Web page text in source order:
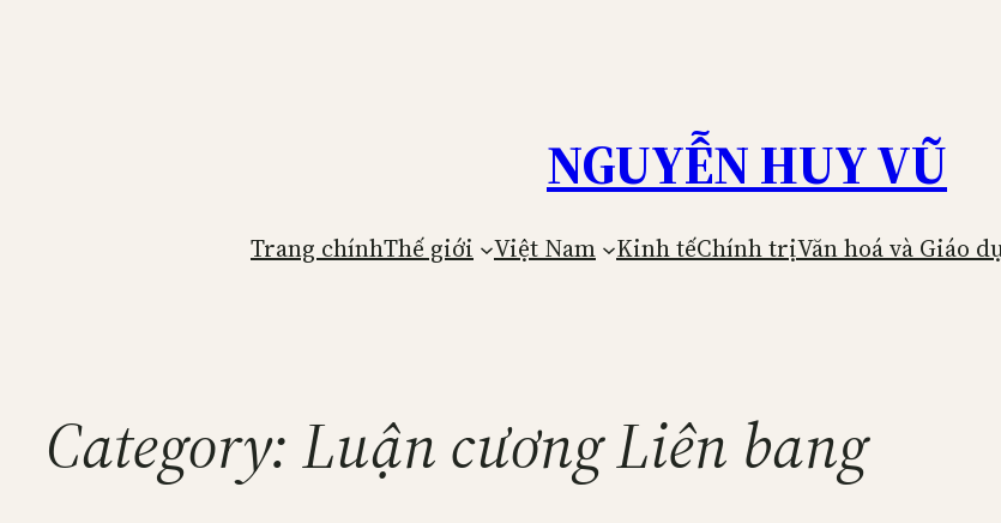
NGUYỄN HUY VŨ
Trang chínhThế giới Việt Nam Kinh tếChính trịVăn hoá và Giáo
Category:Luận cương Liên bang